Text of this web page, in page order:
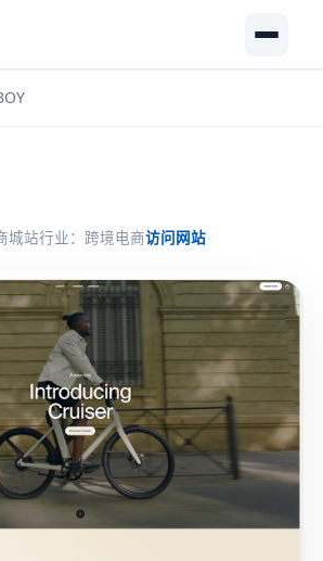
城站行业：跨境电商访问网站